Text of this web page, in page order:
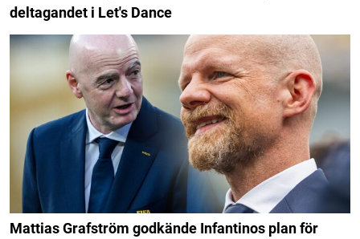
deltagandet i Let's Dance
Mattias Grafström godkände Infantinos plan för